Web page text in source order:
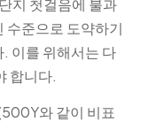
수준으로 도약하기
이를 위해서는 다
합니다.
와 같이 비표